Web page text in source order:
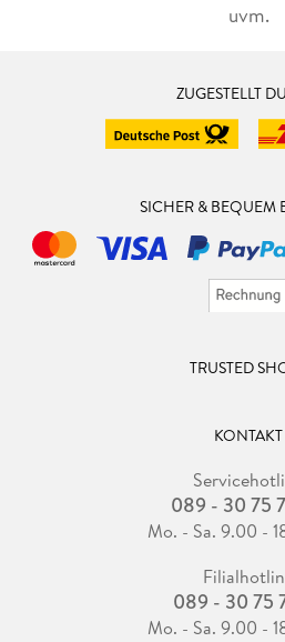
uvm.
ZUGESTELLT
SICHER & BEQUEM
TRUSTED
KONTAKT
089 - 30 75
Mo. - Sa. 9.00 -
089 - 30 75
Mo. - Sa. 9.00 -